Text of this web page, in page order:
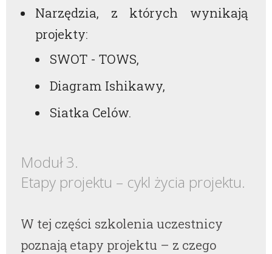
Narzędzia, z których wynikają
projekty:
SWOT - TOWS,
Diagram Ishikawy,
Siatka Celów.
Moduł 3.
Etapy projektu – cykl życia projektu.
W tej części szkolenia uczestnicy
poznają etapy projektu – z czego